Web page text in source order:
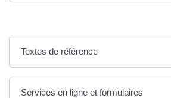
Textes de référence
Services en ligne et formulaires